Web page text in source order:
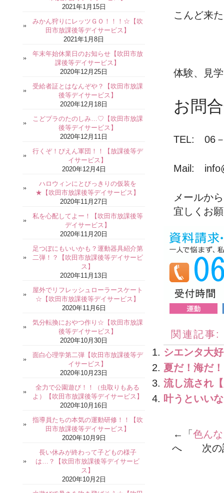
こんど来
体験、見
お問
TEL: 06
Mail:
メールか
宜しくお
関連記事:
シエンタ大
夏だ！海だ
流し流され
叶うといい
←「 色ん
へ 次の
2021年1月15日
みかん狩りにレッツＧＯ！！！☆【吹
田市放課後等デイサービス】
2021年1月8日
年末年始休業日のお知らせ【吹田市放
課後等デイサービス】
2020年12月25日
受給者証とはなんぞや？【吹田市放課
後等デイサービス】
2020年12月18日
こどプラのたのしみ…♡【吹田市放課
後等デイサービス】
2020年12月11日
行くぞ！ぴえん軍団！！【放課後等デ
イサービス】
2020年12月4日
ハロウィンにとびっきりの仮装を
★【吹田市放課後等デイサービス】
2020年11月27日
私を心配してよー！【吹田市放課後等
デイサービス】
2020年11月20日
足つぼにもいいかも？運動器具紹介第
二弾！？【吹田市放課後等デイサービ
ス】
2020年11月13日
屋外でリフレッシュローラースケート
☆【吹田市放課後等デイサービス】
2020年11月6日
気分転換におやつ作り☆【吹田市放課
後等デイサービス】
2020年10月30日
面白心理学第二弾【吹田市放課後等デ
イサービス】
2020年10月23日
全力で公園遊び！！（虫取りもある
よ）【吹田市放課後等デイサービス】
2020年10月16日
指導員たちの本気の運動研修！！【吹
田市放課後等デイサービス】
2020年10月9日
長い休みが終わって子どもの様子
は…？【吹田市放課後等デイサービ
ス】
2020年10月2日